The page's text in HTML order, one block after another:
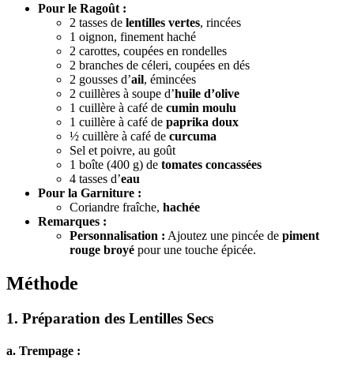
Pour le Ragoût :
2 tasses de lentilles vertes, rincées
1 oignon, finement haché
2 carottes, coupées en rondelles
2 branches de céleri, coupées en dés
2 gousses d’ail, émincées
2 cuillères à soupe d’huile d’olive
1 cuillère à café de cumin moulu
1 cuillère à café de paprika doux
½ cuillère à café de curcuma
Sel et poivre, au goût
1 boîte (400 g) de tomates concassées
4 tasses d’eau
Pour la Garniture :
Coriandre fraîche, hachée
Remarques :
Personnalisation : Ajoutez une pincée de piment
rouge broyé pour une touche épicée.
Méthode
1. Préparation des Lentilles Secs
a. Trempage :